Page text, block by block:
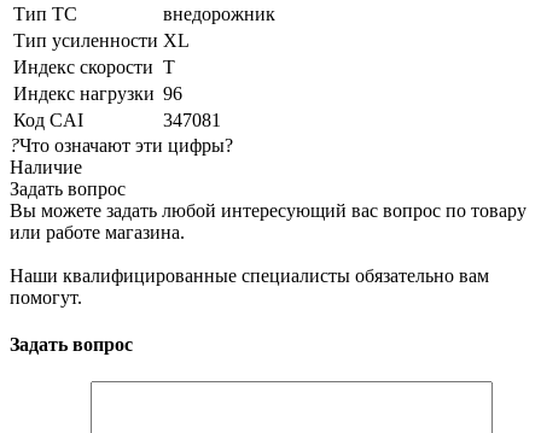
Тип ТС
внедорожник
Тип усиленности XL
Индекс скорости T
Индекс нагрузки 96
Код CAI
347081
?Что означают эти цифры?
Наличие
Задать вопрос
Вы можете задать любой интересующий вас вопрос по товару
или работе магазина.
Наши квалифицированные специалисты обязательно вам
помогут.
Задать вопрос